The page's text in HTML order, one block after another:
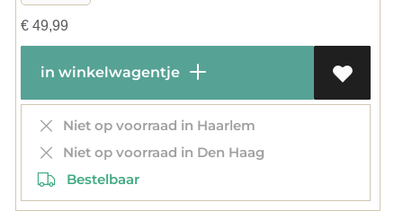
€49,99
in winkelwagentje
Niet op voorraad in Haarlem
Niet op voorraad in Den Haag
Bestelbaar